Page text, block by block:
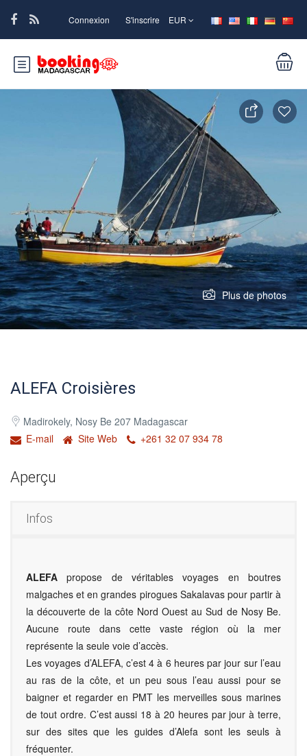
Connexion S'inscrire EUR
Plus de photos
ALEFA Croisières
Madirokely, Nosy Be 207 Madagascar
E-mail
Site Web +261 32 07 934 78
Aperçu
Infos
ALEFA propose de véritables voyages en boutres
malgaches et en grandes pirogues Sakalavas pour partir à
la découverte de la côte Nord Ouest au Sud de Nosy Be.
Aucune route dans cette vaste région où la mer
représente la seule voie d’accès.
Les voyages d’ALEFA, c’est 4 à 6 heures par jour sur l’eau
au ras de la côte, et un peu sous l’eau aussi pour se
baigner et regarder en PMT les merveilles sous marines
de tout ordre. C’est aussi 18 à 20 heures par jour à terre,
sur des sites que les guides d’Alefa sont les seuls à
fréquenter.